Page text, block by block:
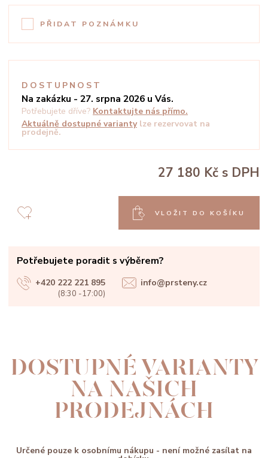
PŘIDAT POZNÁMKU
DOSTUPNOST
Na zakázku - 27. srpna 2026 u Vás.
Potřebujete dříve? Kontaktujte nás přímo.
Aktuálně dostupné varianty lze rezervovat na
prodejně.
27 180 Kč s DPH
VLOŽIT DO KOŠÍKU
Potřebujete poradit s výběrem?
+420 222 221 895
(8:30 -17:00)
info@prsteny.cz
DOSTUPNÉ VARIANTY
NA NAŠICH
PRODEJNÁCH
Určené pouze k osobnímu nákupu - není možné zasílat na